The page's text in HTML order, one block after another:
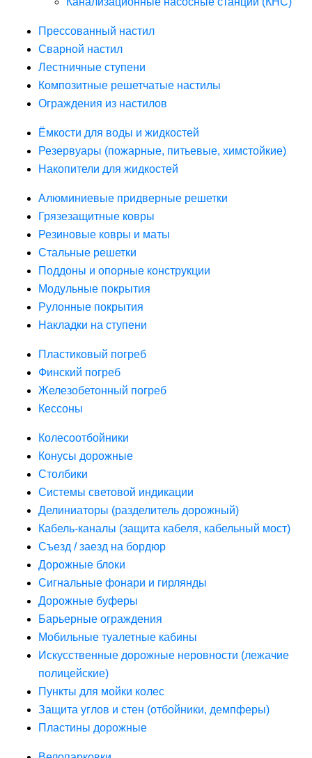
Прессованный настил
Сварной настил
Лестничные ступени
Композитные решетчатые настилы
Ограждения из настилов
Ёмкости для воды и жидкостей
Резервуары (пожарные, питьевые, химстойкие)
Накопители для жидкостей
Алюминиевые придверные решетки
Грязезащитные ковры
Резиновые ковры и маты
Стальные решетки
Поддоны и опорные конструкции
Модульные покрытия
Рулонные покрытия
Накладки на ступени
Пластиковый погреб
Финский погреб
Железобетонный погреб
Кессоны
Колесоотбойники
Конусы дорожные
Столбики
Системы световой индикации
Делиниаторы (разделитель дорожный)
Кабель-каналы (защита кабеля, кабельный мост)
Съезд / заезд на бордюр
Дорожные блоки
Сигнальные фонари и гирлянды
Дорожные буферы
Барьерные ограждения
Мобильные туалетные кабины
Искусственные дорожные неровности (лежачие
полицейские)
Пункты для мойки колес
Защита углов и стен (отбойники, демпферы)
Пластины дорожные